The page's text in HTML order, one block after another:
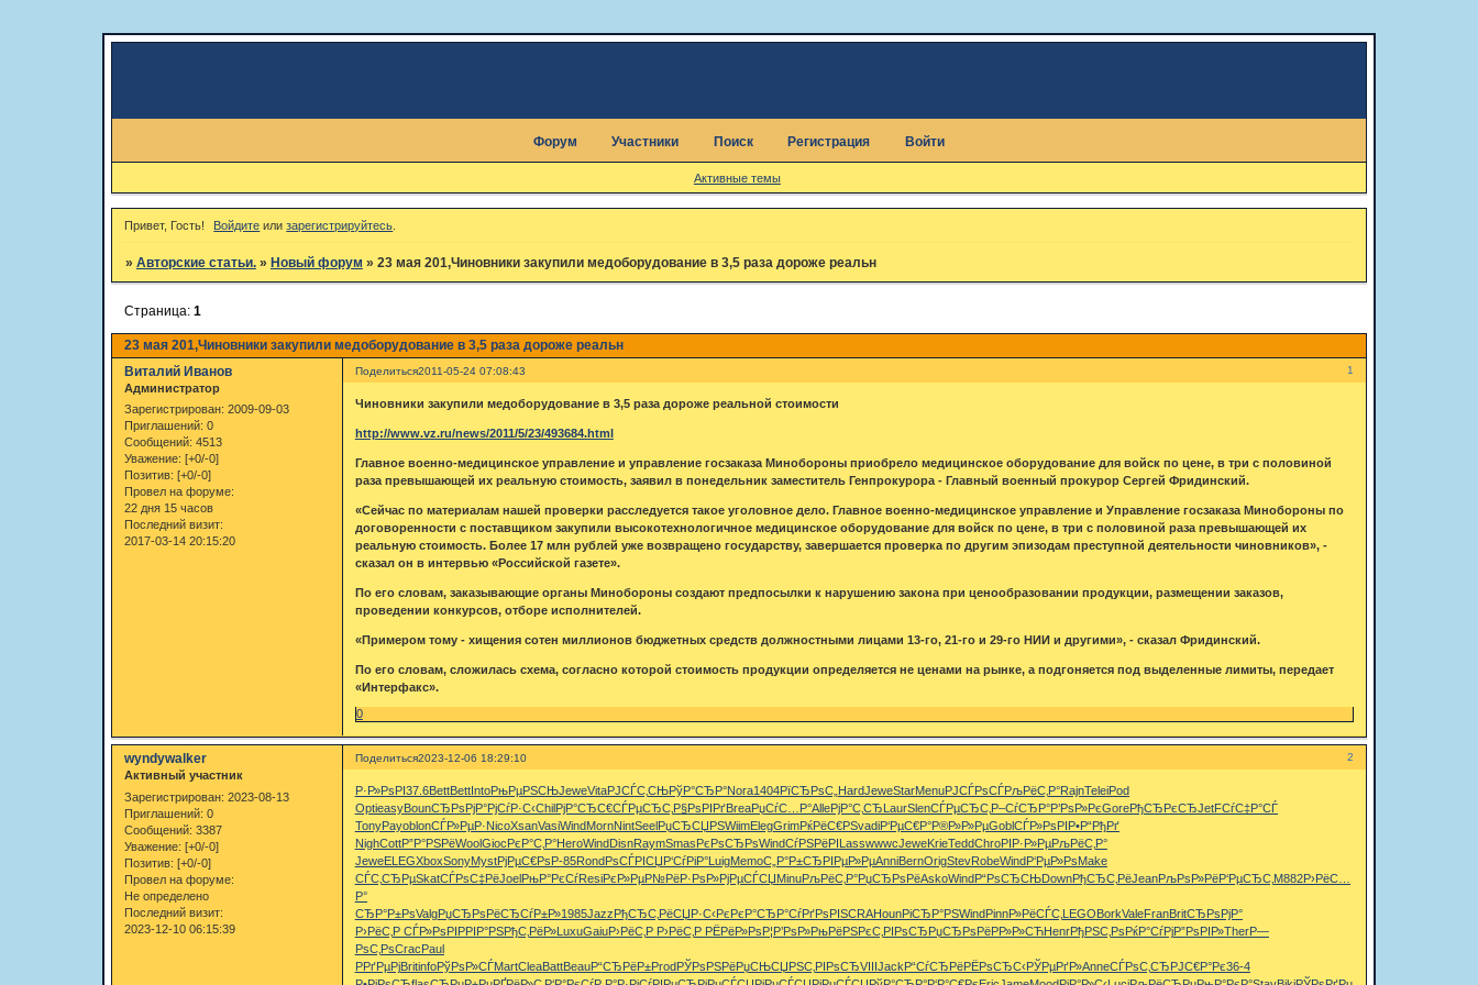
Форум Участники Поиск Регистрация Войти
Активные темы
Привет, Гость! Войдите илизарегистрируйтесь
» Авторские статьи. » Новый форум » 23 мая 201,Чиновники закупили медоборудование в 3,5 раза дороже реальн
23 мая 201,Чиновники закупили медоборудование в 3,5 раза дороже реальн
Страница: 1
Поделиться 1
2011-05-24 07:08:43
Виталий Иванов
Администратор
Зарегистрирован: 2009-09-03
Приглашений: 0
Сообщений: 4513
Уважение: [+0/-0]
Позитив: [+0/-0]
Провел на форуме:
22 дня 15 часов
Последний визит:
2017-03-14 20:15:20
Чиновники закупили медоборудование в 3,5 раза дороже реальной стоимости
http://www.vz.ru/news/2011/5/23/493684.html
Главное военно-медицинское управление и управление госзаказа Минобороны приобрело медицинское оборудование для войск по цене, в три с половиной
раза превышающей их реальную стоимость, заявил в понедельник заместитель Генпрокурора - Главный военный прокурор Сергей Фридинский.
«Сейчас по материалам нашей проверки расследуется такое уголовное дело. Главное военно-медицинское управление и Управление госзаказа Минобороны по
договоренности с поставщиком закупили высокотехнологичное медицинское оборудование для войск по цене, в три с половиной раза превышающей их
реальную стоимость. Более 17 млн рублей уже возвращено государству, завершается проверка по другим эпизодам преступной деятельности чиновников», -
сказал он в интервью «Российской газете».
По его словам, заказывающие органы Минобороны создают предпосылки к нарушению закона при ценообразовании продукции, размещении заказов,
проведении конкурсов, отборе исполнителей.
«Примером тому - хищения сотен миллионов бюджетных средств должностными лицами 13-го, 21-го и 29-го НИИ и другими», - сказал Фридинский.
По его словам, сложилась схема, согласно которой стоимость продукции определяется не ценами на рынке, а подгоняется под выделенные лимиты, передает
«Интерфакс».
0
Поделиться 2
2023-12-06 18:29:10
wyndywalker
Активный участник
Зарегистрирован: 2023-08-13
Приглашений: 0
Сообщений: 3387
Уважение: [+0/-0]
Позитив: [+0/-0]
Провел на форуме:
Не определено
Последний визит:
2023-12-10 06:15:39
Р·Р»РѕРІ37.6BettBettIntoРњРµРЅСЊJeweVitaРЈСЃС‚СЊРўР°СЂР°Nora1404РїСЂРѕС„ HardJeweStarMenuРЈСЃРѕСЃРљРёС‚Р°RajnTeleiPod
OptieasyBounСЂРѕРјР°РјСѓР·С‹ChilРјР°СЂС€СЃРµСЂС‚ Р§РѕРІРґBreaРџСѓС…Р°AlleРјР°С‚СЂLaurSlenСЃРµСЂС‚ Р–СѓСЂР°Р’РѕР»РєGoreРђСЂРєСЂJetFСѓС‡Р°СЃ
TonyPayoblonСЃР»РµР·NicoXsanVasiWindMornNintSeelРџСЂСЏРЅWiimElegGrimРќРёС€РЅvadiР‘РµС€Р°Р®Р»Р»РµGoblСЃР»РѕРІР•Р“РђРґ
NighCottР”Р°РЅРёWoolGiocРєР°С‚Р°HeroWindDisnRaymSmasРєРѕСЂРѕWindСѓРЅРёРІLasswwwcJeweKrieTeddChroРІР·Р»РµРљРёС‚Р°
JeweELEGXboxSonyMystРјРµС€РѕР-85RondРѕСЃРІСЏР‘СѓРіР°LuigMemoС„Р°Р±СЂРІРµР»РµAnniBernOrigStevRobeWindР‘РµР»РѕMake
СЃС‚СЂРµSkatСЃРѕС‡РёJoelРњР°РєСѓResiРєР»РµР№РёР·РѕР»РјРµСЃСЏMinuРљРёС‚Р°РџСЂРѕРёAskoWindР“РѕСЂСЊDownРђСЂС‚РёJeanРљРѕР»РёР‘РµСЂС‚ M882Р›РёС…
Р°
СЂР°Р±РѕValgРџСЂРѕРёСЂСѓР±Р»1985JazzРђСЂС‚РёСЏР·С‹РєРєР°СЂР°СѓРґРѕРІSCRAHounРіСЂР°РЅWindPinnР»РёСЃС‚ LEGOBorkValeFranBritСЂРѕРјР°
Р›РёС‚Р СЃР»РѕРІРРІР°РЅРђС‚РёР»LuxuGaiuР›РёС‚Р Р›РёС‚Р РЁРёР»РѕР¦Р’РѕР»РњРёРЅРєС‚РІРѕСЂРџСЂРѕРёРР»Р»СЋHenrРђРЅС‚РѕРќР°СѓРјР”РѕРІР»TherР—
РѕС‚РѕCracPaul
РРґРµРјBritinfoРўРѕР»СЃMartCleaBattBeauР“СЂРёР±ProdРЎРѕРЅРёРџСЊСЏРЅС‚РІРѕСЂVIIIJackР“СѓСЂРёРЁРѕСЂС‹РЎРµРґР»AnneСЃРѕС‚СЂРЈС€Р°Рє36-4